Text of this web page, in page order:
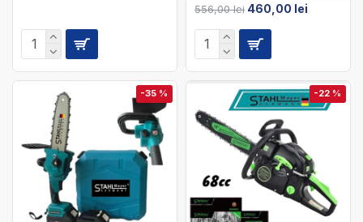
556,00 lei 460,00 lei
-35 % -22 %